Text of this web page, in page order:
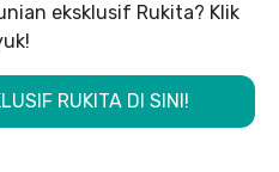
eksklusif Rukita? Klik
RUKITA DI SINI!